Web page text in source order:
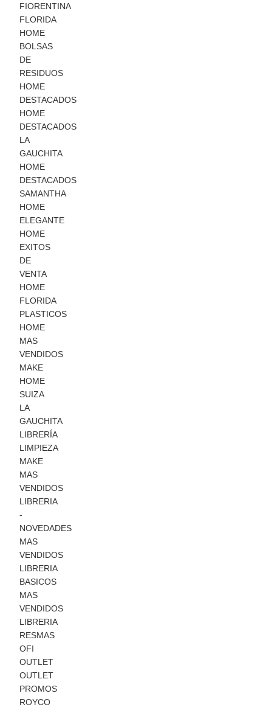
FIORENTINA
FLORIDA
HOME
BOLSAS
DE
RESIDUOS
HOME
DESTACADOS
HOME
DESTACADOS
LA
GAUCHITA
HOME
DESTACADOS
SAMANTHA
HOME
ELEGANTE
HOME
EXITOS
DE
VENTA
HOME
FLORIDA
PLASTICOS
HOME
MAS
VENDIDOS
MAKE
HOME
SUIZA
LA
GAUCHITA
LIBRERÍA
LIMPIEZA
MAKE
MAS
VENDIDOS
LIBRERIA
-
NOVEDADES
MAS
VENDIDOS
LIBRERIA
BASICOS
MAS
VENDIDOS
LIBRERIA
RESMAS
OFI
OUTLET
OUTLET
PROMOS
ROYCO
N
I
D
D
S